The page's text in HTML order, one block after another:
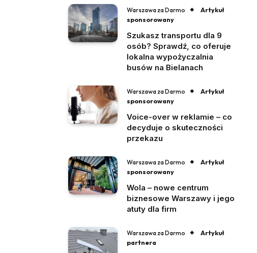
Warszawa za Darmo
Artykuł
sponsorowany
Szukasz transportu dla 9
osób? Sprawdź, co oferuje
lokalna wypożyczalnia
busów na Bielanach
Warszawa za Darmo
Artykuł
sponsorowany
Voice-over w reklamie – co
decyduje o skuteczności
przekazu
Warszawa za Darmo
Artykuł
sponsorowany
Wola – nowe centrum
biznesowe Warszawy i jego
atuty dla firm
Warszawa za Darmo
Artykuł
partnera